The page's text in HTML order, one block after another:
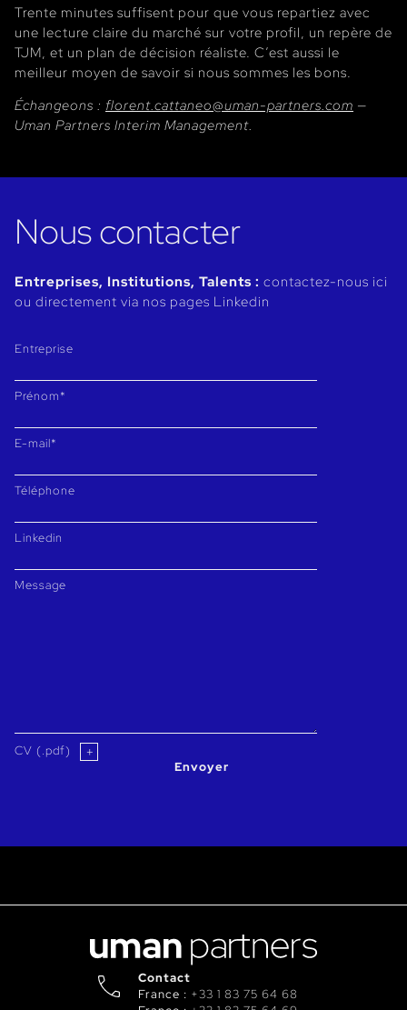
Trente minutes suffisent pour que vous repartiez avec
une lecture claire du marché sur votre profil, un repère de
TJM, et un plan de décision réaliste. C’est aussi le
meilleur moyen de savoir si nous sommes les bons.
Échangeons : florent.cattaneo@uman-partners.com —
Uman Partners Interim Management.
Nous contacter
Entreprises, Institutions, Talents : contactez-nous ici
ou directement via nos pages Linkedin
Entreprise
Prénom*
E-mail*
Téléphone
Linkedin
Message
CV (.pdf)
Envoyer
Contact
France : +33 1 83 75 64 68